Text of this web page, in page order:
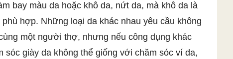
bay màu da hoặc khô da, nứt da, mà khô da là
phù hợp. Những loại da khác nhau yêu cầu không
một người thợ, nhưng nếu công dụng khác
giày da không thể giống với chăm sóc ví da,